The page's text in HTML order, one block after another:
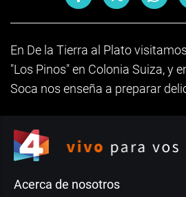
En De la Tierra al Plato
"Los Pinos" en Colonia Suiza, y
Soca nos enseña a preparar
Acerca de nosotros